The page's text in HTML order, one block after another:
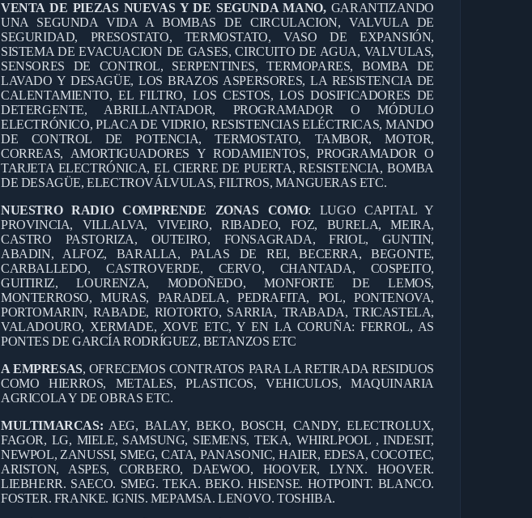
VENTA DE PIEZAS NUEVAS Y DE SEGUNDA MANO,GARANTIZANDO
UNA SEGUNDA VIDA A BOMBAS DE CIRCULACION, VALVULA DE
SEGURIDAD, PRESOSTATO, TERMOSTATO, VASO DE EXPANSIÓN,
SISTEMA DE EVACUACION DE GASES, CIRCUITO DE AGUA, VALVULAS,
SENSORES DE CONTROL, SERPENTINES, TERMOPARES, BOMBA DE
LAVADO Y DESAGÜE, LOS BRAZOS ASPERSORES, LA RESISTENCIA DE
CALENTAMIENTO, EL FILTRO, LOS CESTOS, LOS DOSIFICADORES DE
DETERGENTE, ABRILLANTADOR, PROGRAMADOR O MÓDULO
ELECTRÓNICO, PLACA DE VIDRIO, RESISTENCIAS ELÉCTRICAS, MANDO
DE CONTROL DE POTENCIA, TERMOSTATO, TAMBOR, MOTOR,
CORREAS, AMORTIGUADORES Y RODAMIENTOS, PROGRAMADOR O
TARJETA ELECTRÓNICA, EL CIERRE DE PUERTA, RESISTENCIA, BOMBA
DE DESAGÜE, ELECTROVÁLVULAS, FILTROS, MANGUERAS ETC.
NUESTRO RADIO COMPRENDE ZONAS COMO: LUGO CAPITAL Y
PROVINCIA, VILLALVA, VIVEIRO, RIBADEO, FOZ, BURELA, MEIRA,
CASTRO PASTORIZA, OUTEIRO, FONSAGRADA, FRIOL, GUNTIN,
ABADIN, ALFOZ, BARALLA, PALAS DE REI, BECERRA, BEGONTE,
CARBALLEDO, CASTROVERDE, CERVO, CHANTADA, COSPEITO,
GUITIRIZ, LOURENZA, MODOÑEDO, MONFORTE DE LEMOS,
MONTERROSO, MURAS, PARADELA, PEDRAFITA, POL, PONTENOVA,
PORTOMARIN, RABADE, RIOTORTO, SARRIA, TRABADA, TRICASTELA,
VALADOURO, XERMADE, XOVE ETC, Y EN LA CORUÑA: FERROL, AS
PONTES DE GARCÍA RODRÍGUEZ, BETANZOS ETC
A EMPRESAS, OFRECEMOS CONTRATOS PARA LA RETIRADA RESIDUOS
COMO HIERROS, METALES, PLASTICOS, VEHICULOS, MAQUINARIA
AGRICOLA Y DE OBRAS ETC.
MULTIMARCAS: AEG, BALAY, BEKO, BOSCH, CANDY, ELECTROLUX,
FAGOR, LG, MIELE, SAMSUNG, SIEMENS, TEKA, WHIRLPOOL , INDESIT,
NEWPOL, ZANUSSI, SMEG, CATA, PANASONIC, HAIER, EDESA, COCOTEC,
ARISTON, ASPES, CORBERO, DAEWOO, HOOVER, LYNX. HOOVER.
LIEBHERR. SAECO. SMEG. TEKA. BEKO. HISENSE. HOTPOINT. BLANCO.
FOSTER. FRANKE. IGNIS. MEPAMSA. LENOVO. TOSHIBA.